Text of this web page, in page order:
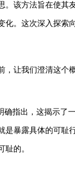
该方法旨在使其
。这次深入探索
让我们澄清这个
确指出，这揭示了
是暴露具体的可耻
的。